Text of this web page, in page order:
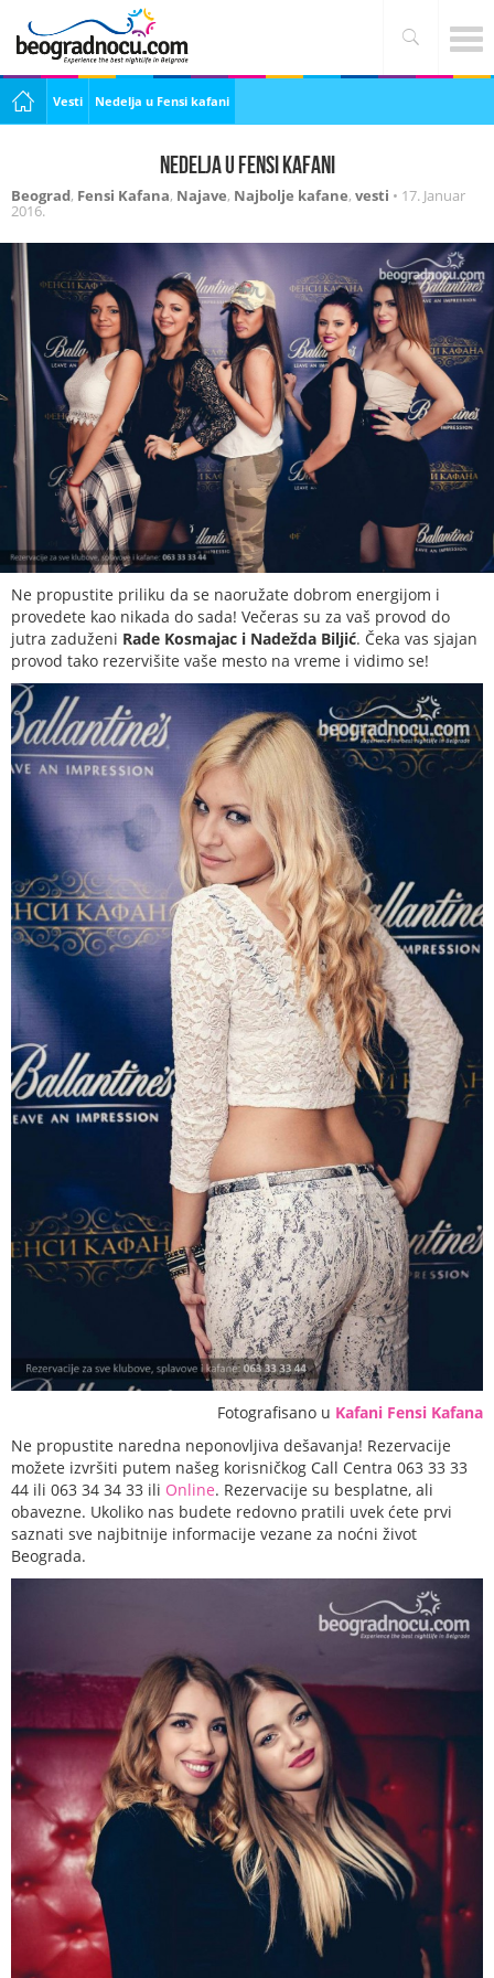
Vesti Nedelja u Fensi kafani
Nedelja u Fensi kafani
Beograd, Fensi Kafana, Najave, Najbolje kafane, vesti • 17. Januar
2016.
Ne propustite priliku da se naoružate dobrom energijom i
provedete kao nikada do sada! Večeras su za vaš provod do
jutra zaduženi Rade Kosmajac i Nadežda Biljić. Čeka vas sjajan
provod tako rezervišite vaše mesto na vreme i vidimo se!
Fotografisano u Kafani Fensi Kafana
Ne propustite naredna neponovljiva dešavanja! Rezervacije
možete izvršiti putem našeg korisničkog Call Centra 063 33 33
44 ili 063 34 34 33 ili Online. Rezervacije su besplatne, ali
obavezne. Ukoliko nas budete redovno pratili uvek ćete prvi
saznati sve najbitnije informacije vezane za noćni život
Beograda.